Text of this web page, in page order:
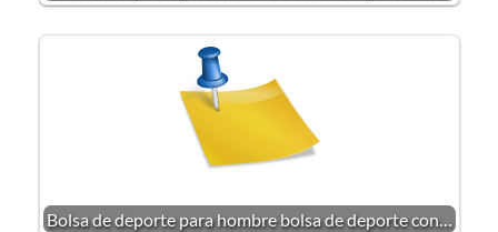
Bolsa de deporte para hombre bolsa de deporte con…